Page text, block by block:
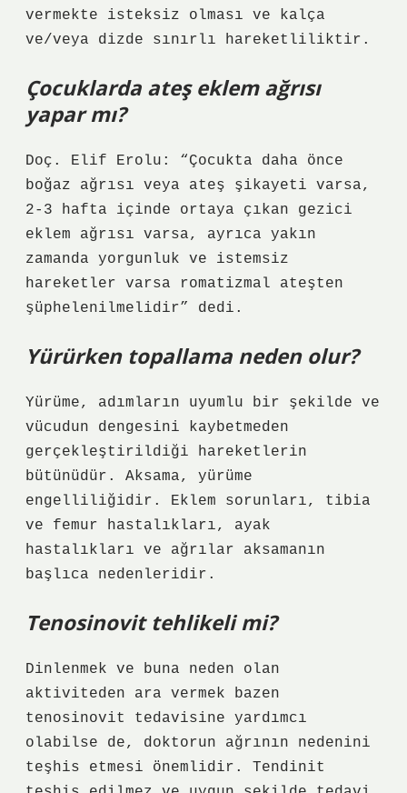
vermekte isteksiz olması ve kalça
ve/veya dizde sınırlı hareketliliktir.
Çocuklarda ateş eklem ağrısı
yapar mı?
Doç. Elif Erolu: “Çocukta daha önce
boğaz ağrısı veya ateş şikayeti varsa,
2-3 hafta içinde ortaya çıkan gezici
eklem ağrısı varsa, ayrıca yakın
zamanda yorgunluk ve istemsiz
hareketler varsa romatizmal ateşten
şüphelenilmelidir” dedi.
Yürürken topallama neden olur?
Yürüme, adımların uyumlu bir şekilde ve
vücudun dengesini kaybetmeden
gerçekleştirildiği hareketlerin
bütünüdür. Aksama, yürüme
engelliliğidir. Eklem sorunları, tibia
ve femur hastalıkları, ayak
hastalıkları ve ağrılar aksamanın
başlıca nedenleridir.
Tenosinovit tehlikeli mi?
Dinlenmek ve buna neden olan
aktiviteden ara vermek bazen
tenosinovit tedavisine yardımcı
olabilse de, doktorun ağrının nedenini
teşhis etmesi önemlidir. Tendinit